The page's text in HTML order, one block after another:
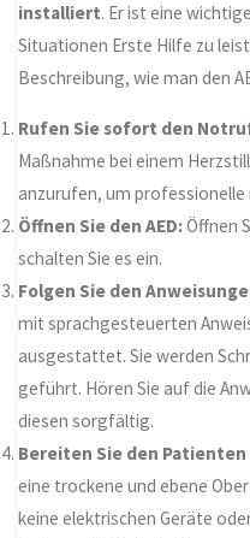
installiert. Er ist eine
Situationen Erste Hilfe zu
Beschreibung, wie man den
Rufen Sie sofort den
Maßnahme bei einem
anzurufen, um
Öffnen Sie den AED:Öffnen
schalten Sie es ein.
Folgen Sie den
mit sprachgesteuerten
ausgestattet. Sie werden
geführt. Hören Sie auf die
diesen sorgfältig.
Bereiten Sie den Patienten
eine trockene und ebene
keine elektrischen Geräte